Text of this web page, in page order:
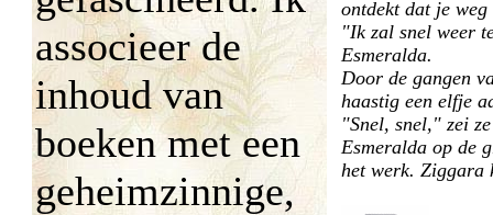
associeer de
inhoud van
boeken met een
geheimzinnige,
ontdekt dat je
"Ik zal snel weer
Esmeralda.
Door de gangen
haastig een elfje
"Snel, snel," zei
Esmeralda op de
het werk. Ziggara